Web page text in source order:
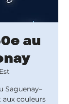
au
Saguenay–
aux couleurs